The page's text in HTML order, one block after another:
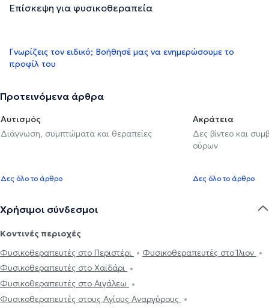
Επίσκεψη για φυσικοθεραπεία
Γνωρίζεις τον ειδικό; Βοήθησέ μας να ενημερώσουμε το
προφίλ του
Προτεινόμενα άρθρα
Αυτισμός
Διάγνωση, συμπτώματα και θεραπείες
Δες όλο το άρθρο
Ακράτεια
Δες βίντεο και
ούρων
Δες όλο το άρθρο
Χρήσιμοι σύνδεσμοι
Κοντινές περιοχές
Φυσικοθεραπευτές στο Περιστέρι
Φυσικοθεραπευτές στο Ίλιον
Φυσικοθεραπευτές στο Χαϊδάρι
Φυσικοθεραπευτές στο Αιγάλεω
Φυσικοθεραπευτές στους Αγίους Αναργύρους